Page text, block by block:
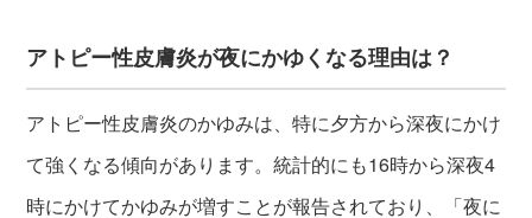
アトピー性皮膚炎が夜にかゆくなる理由は？
アトピー性皮膚炎のかゆみは、特に夕方から深夜にかけ
て強くなる傾向があります。統計的にも16時から深夜4
時にかけてかゆみが増すことが報告されており、「夜に